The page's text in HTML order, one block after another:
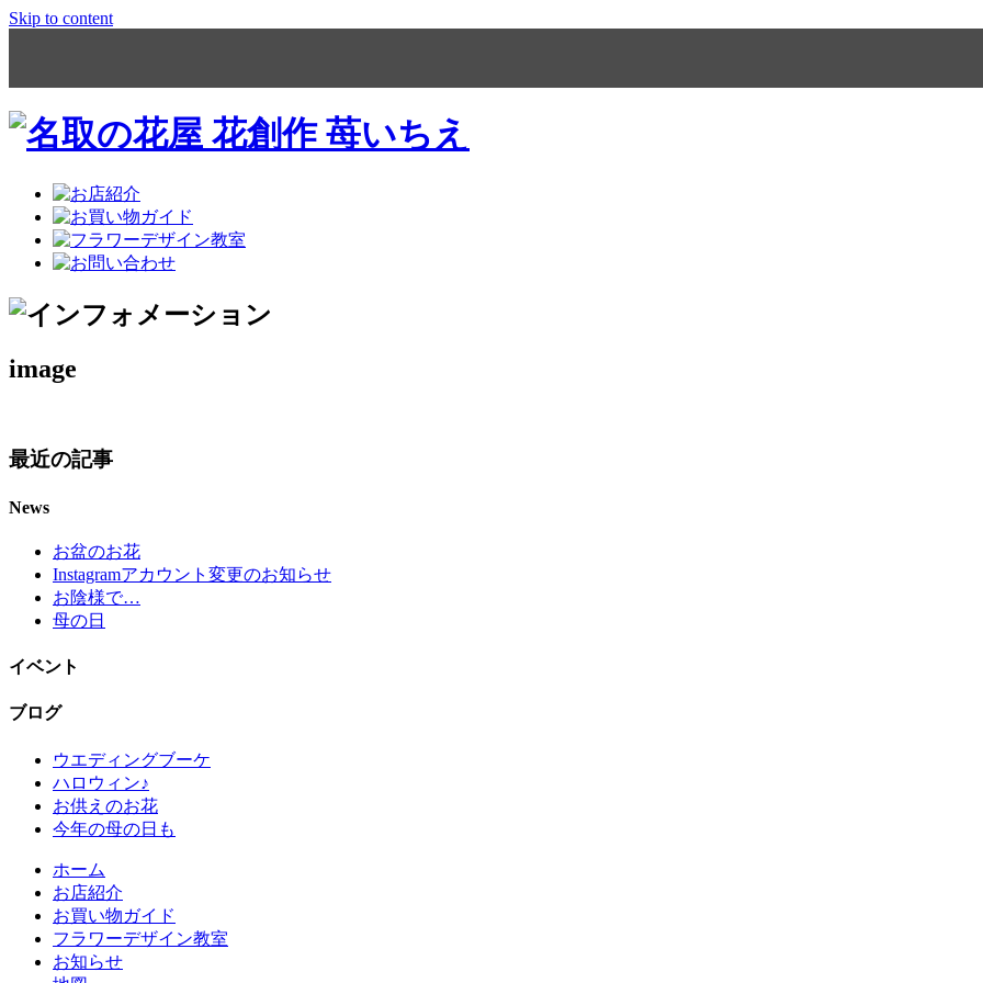
Skip to content
image
最近の記事
News
お盆のお花
Instagramアカウント変更のお知らせ
お陰様で…
母の日
イベント
ブログ
ウエディングブーケ
ハロウィン♪
お供えのお花
今年の母の日も
ホーム
お店紹介
お買い物ガイド
フラワーデザイン教室
お知らせ